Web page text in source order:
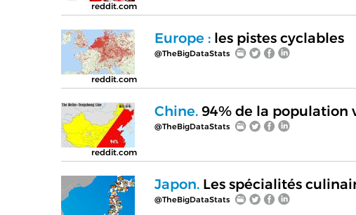
reddit.com
reddit.com
Europe :les pistes cyclables
@TheBigDataStats
reddit.com
Chine.94% de la population
@TheBigDataStats
Japon.Les spécialités
@TheBigDataStats